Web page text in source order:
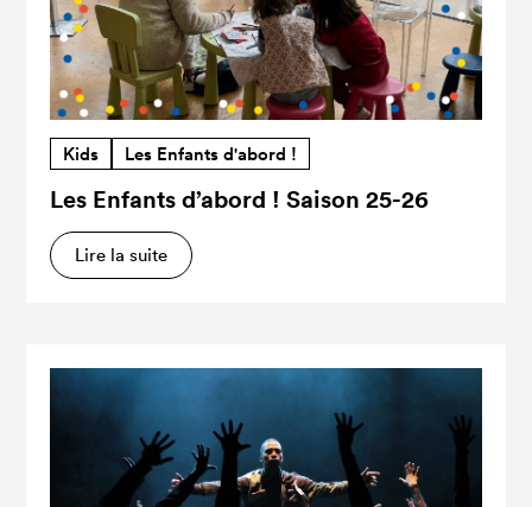
Kids Les Enfants d'abord !
Les Enfants d’abord ! Saison 25-26
Lire la suite